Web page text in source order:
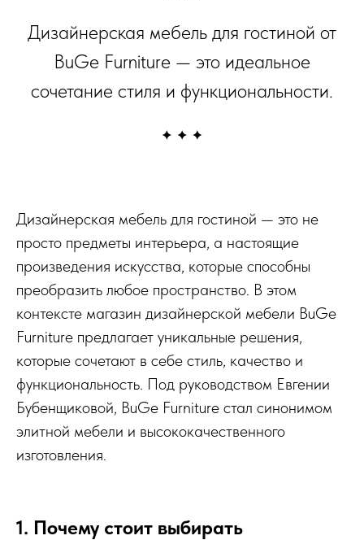
Дизайнерская мебель для гостиной от
BuGe Furniture — это идеальное
сочетание стиля и функциональности.
Дизайнерская мебель для гостиной — это не
просто предметы интерьера, а настоящие
произведения искусства, которые способны
преобразить любое пространство. В этом
контексте магазин дизайнерской мебели BuGe
Furniture предлагает уникальные решения,
которые сочетают в себе стиль, качество и
функциональность. Под руководством Евгении
Бубенщиковой, BuGe Furniture стал синонимом
элитной мебели и высококачественного
изготовления.
1. Почему стоит выбирать